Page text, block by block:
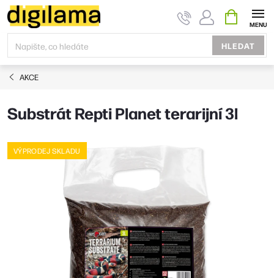
Přejít
na
obsah
HLEDAT
KOŠÍK
AKCE
Substrát Repti Planet terarijní 3l
VÝPRODEJ SKLADU